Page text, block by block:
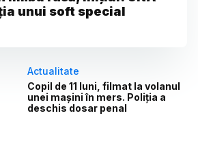
unui soft special
Actualitate
Copil de 11 luni, filmat la volanul
unei mașini în mers. Poliția a
deschis dosar penal